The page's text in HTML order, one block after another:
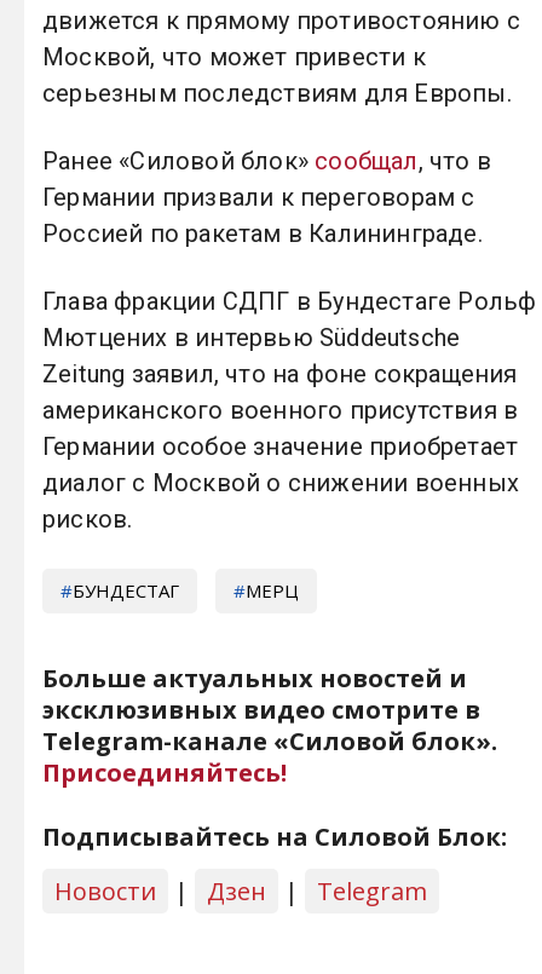
движется к прямому противостоянию с
Москвой, что может привести к
серьезным последствиям для Европы.
Ранее «Силовой блок» сообщал, что в
Германии призвали к переговорам с
Россией по ракетам в Калининграде.
Глава фракции СДПГ в Бундестаге Рольф
Мютцених в интервью Süddeutsche
Zeitung заявил, что на фоне сокращения
американского военного присутствия в
Германии особое значение приобретает
диалог с Москвой о снижении военных
рисков.
БУНДЕСТАГ МЕРЦ
Больше актуальных новостей и
эксклюзивных видео смотрите в
Telegram-канале «Силовой блок».
Присоединяйтесь!
Подписывайтесь на Силовой Блок:
Новости
| Дзен | Telegram